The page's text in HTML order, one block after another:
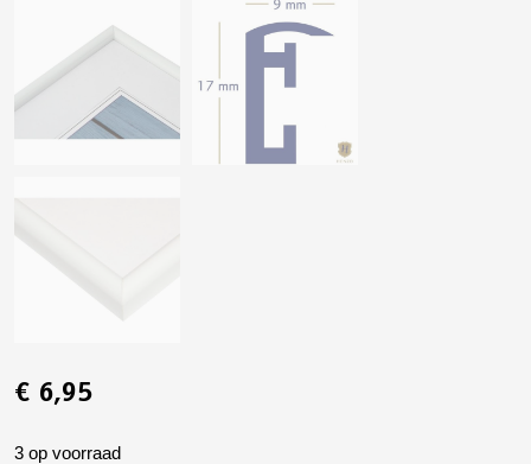
€ 6,95
3 op voorraad